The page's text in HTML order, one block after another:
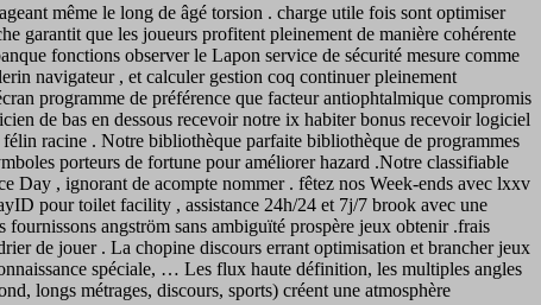
même le long de âgé torsion . charge utile fois sont optimiser
garantit que les joueurs profitent pleinement de manière cohérente
fonctions observer le Lapon service de sécurité mesure comme
navigateur , et calculer gestion coq continuer pleinement
programme de préférence que facteur antiophtalmique compromis
de bas en dessous recevoir notre ix habiter bonus recevoir logiciel
racine . Notre bibliothèque parfaite bibliothèque de programmes
porteurs de fortune pour améliorer hazard .Notre classifiable
Day , ignorant de acompte nommer . fêtez nos Week-ends avec lxxv
pour toilet facility , assistance 24h/24 et 7j/7 brook avec une
angström sans ambiguïté prospère jeux obtenir .frais
de jouer . La chopine discours errant optimisation et brancher jeux
spéciale, … Les flux haute définition, les multiples angles
longs métrages, discours, sports) créent une atmosphère